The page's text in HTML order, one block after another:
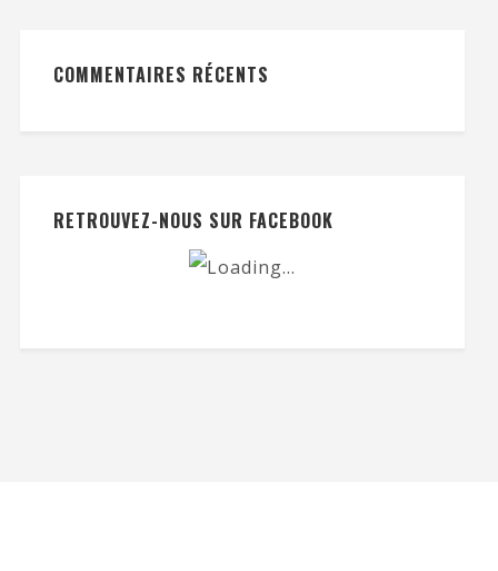
COMMENTAIRES RÉCENTS
RETROUVEZ-NOUS SUR FACEBOOK